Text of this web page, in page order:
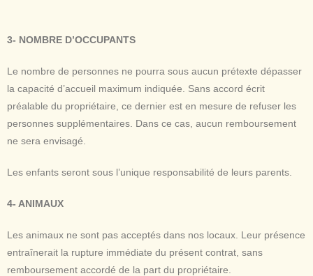
3- NOMBRE D’OCCUPANTS
Le nombre de personnes ne pourra sous aucun prétexte dépasser
la capacité d’accueil maximum indiquée. Sans accord écrit
préalable du propriétaire, ce dernier est en mesure de refuser les
personnes supplémentaires. Dans ce cas, aucun remboursement
ne sera envisagé.
Les enfants seront sous l’unique responsabilité de leurs parents.
4- ANIMAUX
Les animaux ne sont pas acceptés dans nos locaux. Leur présence
entraînerait la rupture immédiate du présent contrat, sans
remboursement accordé de la part du propriétaire.